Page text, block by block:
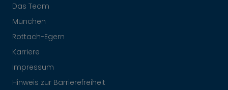
Das Team
München
Rottach-Egern
Karriere
Impressum
Hinweis zur Barrierefreiheit